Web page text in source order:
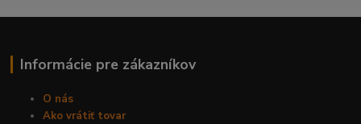
Informácie pre zákazníkov
O nás
Ako vrátiť tovar